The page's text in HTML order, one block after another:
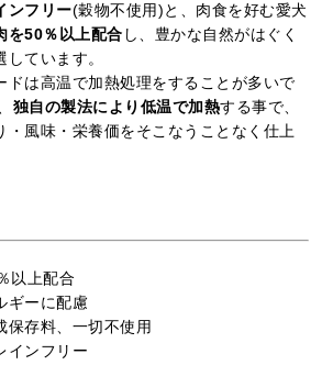
ンフリー(穀物不使用)と、肉食を好む愛犬
を50％以上配合 し、豊かな自然がはぐく
ています。
ドは高温で加熱処理をすることが多いで
独自の製法により低温で加熱する事で、
・風味・栄養価をそこなうことなく仕上
以上配合
ギーに配慮
保存料、一切不使用
インフリー